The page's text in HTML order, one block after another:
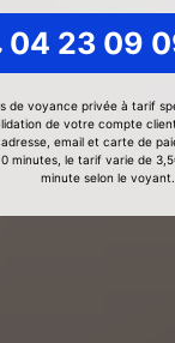
04 23 09
de voyance privée à tarif
de votre compte
email et carte de
minutes, le tarif varie de
minute selon le voyant.